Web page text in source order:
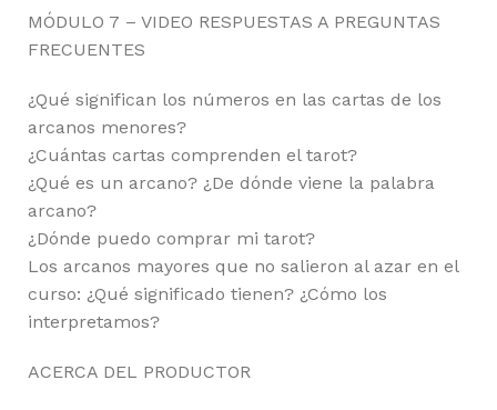
MÓDULO 7 – VIDEO RESPUESTAS A PREGUNTAS
FRECUENTES
¿Qué significan los números en las cartas de los
arcanos menores?
¿Cuántas cartas comprenden el tarot?
¿Qué es un arcano? ¿De dónde viene la palabra
arcano?
¿Dónde puedo comprar mi tarot?
Los arcanos mayores que no salieron al azar en el
curso: ¿Qué significado tienen? ¿Cómo los
interpretamos?
ACERCA DEL PRODUCTOR